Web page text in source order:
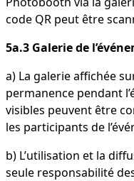
code QR peut être
5a.3 Galerie de
a) La galerie affichée
permanence pendant
visibles peuvent être
les participants de
b) L’utilisation et la
seule responsabilité